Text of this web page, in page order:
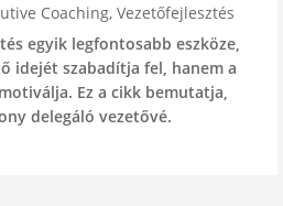
Coaching, Vezetőfejlesztés
egyik legfontosabb eszköze,
idejét szabadítja fel, hanem a
Ez a cikk bemutatja,
delegáló vezetővé.